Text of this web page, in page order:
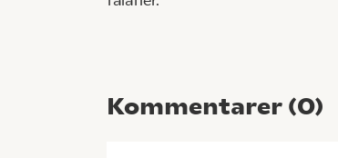
Kommentarer (0)